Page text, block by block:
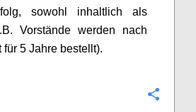
sowohl inhaltlich als
Vorstände werden nach
für 5 Jahre bestellt).